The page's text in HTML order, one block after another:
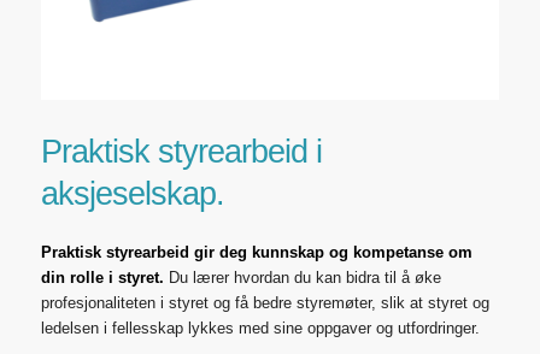
Praktisk styrearbeid i
aksjeselskap.
Praktisk styrearbeid gir deg kunnskap og kompetanse om
din rolle i styret. Du lærer hvordan du kan bidra til å øke
profesjonaliteten i styret og få bedre styremøter, slik at styret og
ledelsen i fellesskap lykkes med sine oppgaver og utfordringer.